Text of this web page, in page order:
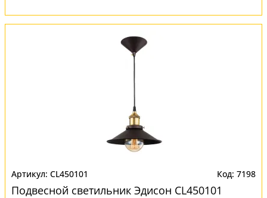
CL450101 7198
Подвесной светильник Эдисон CL450101